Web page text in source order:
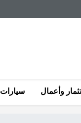
وأعمال سيارات